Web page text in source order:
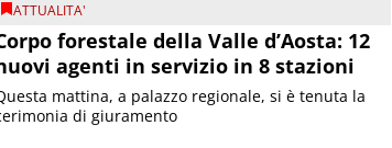
ATTUALITA'
forestale della Valle d’Aosta: 12
agenti in servizio in 8 stazioni
mattina, a palazzo regionale, si è tenuta la
di giuramento